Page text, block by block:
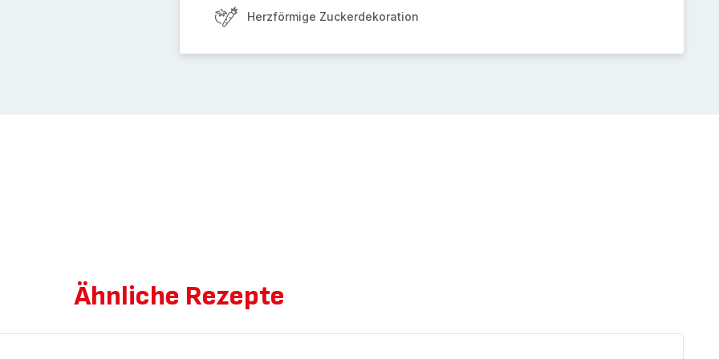
Herzförmige Zuckerdekoration
Ähnliche Rezepte